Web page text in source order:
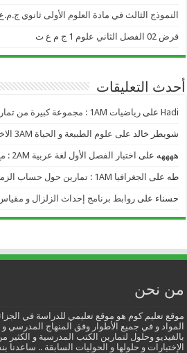
النموذج الثالث في مادة العلوم الأولى ثانوي
فرض 02 الفصل الثاني علوم 1 ج م ع ت
أحدث التعليقات
Hadi علىرياضيات 1AM : مجموعة كبيرة من تمارين الفصل 2 + الحل
شويطر خالد على علوم الطبيعة و الحياة 3AM الاختبار للثلاثي الأول مع الحل
ههههه على اختبار الفصل الأول لغة عربية 2AM : مع الحل
طه على الجغرافيا 1AM : تمارين حول حساب الزمن مع القاعدة الصحيحة
حسناء علىروابط برنامج إحداث الزلزال و
من نحن
موقع تعليم كوم هو موقع تعليمي للدراسة في
المواد و في جميع الأطوار وفق المنهاج
بالفيديو وحلول لتمارين الكتب المدرسية و الكثير
الإختبارات و حلولها و الحوليات السابقة .. ساعدنا